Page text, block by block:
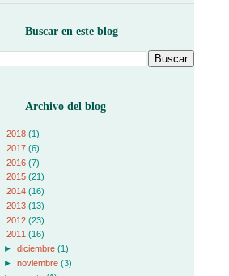
Buscar en este blog
Archivo del blog
2018 (1)
2017 (6)
2016 (7)
2015 (21)
2014 (16)
2013 (13)
2012 (23)
2011 (16)
► diciembre (1)
► noviembre (3)